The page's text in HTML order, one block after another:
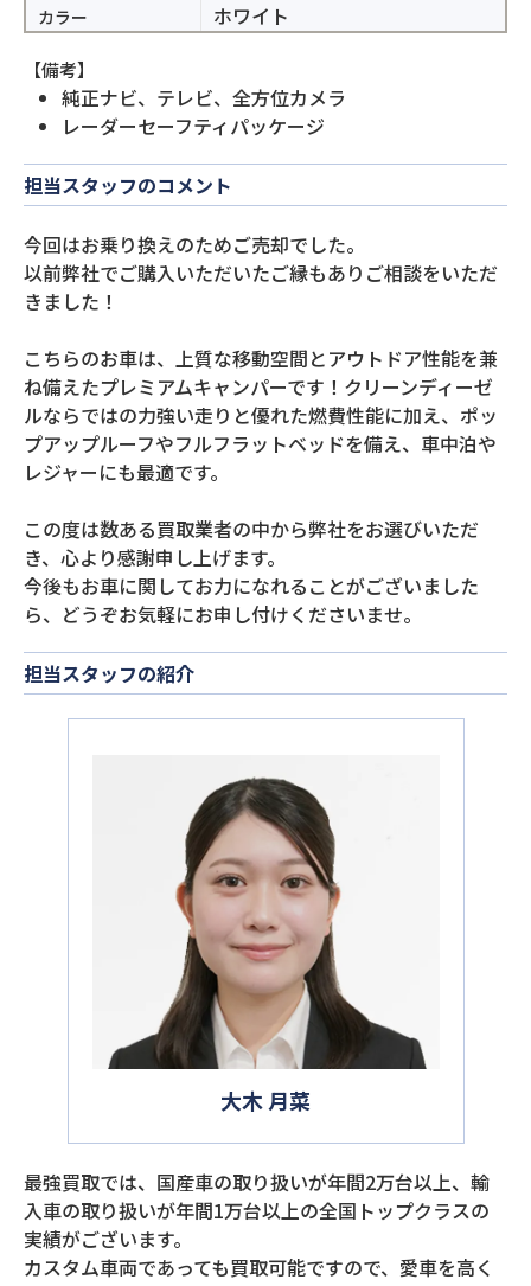
カラー ホワイト
【備考】
純正ナビ、テレビ、全方位カメラ
レーダーセーフティパッケージ
担当スタッフのコメント
今回はお乗り換えのためご売却でした。
以前弊社でご購入いただいたご縁もありご相談をいただ
きました！
こちらのお車は、上質な移動空間とアウトドア性能を兼
ね備えたプレミアムキャンパーです！クリーンディーゼ
ルならではの力強い走りと優れた燃費性能に加え、ポッ
プアップルーフやフルフラットベッドを備え、車中泊や
レジャーにも最適です。
この度は数ある買取業者の中から弊社をお選びいただ
き、心より感謝申し上げます。
今後もお車に関してお力になれることがございました
ら、どうぞお気軽にお申し付けくださいませ。
担当スタッフの紹介
大木 月菜
最強買取では、国産車の取り扱いが年間2万台以上、輸
入車の取り扱いが年間1万台以上の全国トップクラスの
実績がございます。
カスタム車両であっても買取可能ですので、愛車を高く